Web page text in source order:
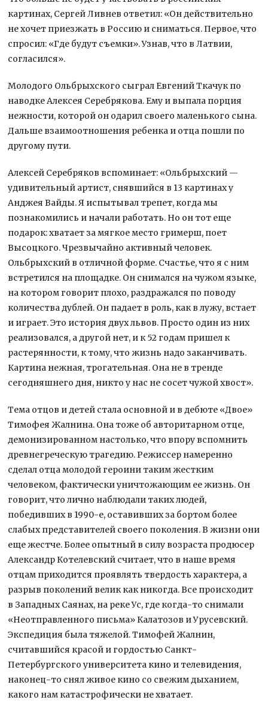
картинах, Сергей Ливнев ответил: «Он действительно
не хочет приезжать в Россию и сниматься. Первое, что
спросил: «Где будут съемки». Узнав, что в Латвии,
согласился».
Молодого Ольбрыхского сыграл Евгений Ткачук по
наводке Алексея Серебрякова. Ему и выпала порция
нежности, которой он одарил своего маленького сына.
Дальше взаимоотношения ребенка и отца пошли по
другому пути.
Алексей Серебряков вспоминает: «Ольбрыхский —
удивительный артист, снявшийся в 13 картинах у
Анджея Вайды. Я испытывал трепет, когда мы
познакомились и начали работать. Но он тот еще
подарок: хватает за мягкое место гримерш, поет
Высоцкого. Чрезвычайно активный человек.
Ольбрыхский в отличной форме. Счастье, что я с ним
встретился на площадке. Он снимался на чужом языке,
на котором говорит плохо, раздражался по поводу
количества дублей. Он падает в роль, как в лужу, встает
и играет. Это история двух львов. Просто один из них
реализовался, а другой нет, и к 52 годам пришел к
растерянности, к тому, что жизнь надо заканчивать.
Картина нежная, трогательная. Она не в тренде
сегодняшнего дня, никто у нас не сосет чужой хвост».
Тема отцов и детей стала основной и в дебюте «Двое»
Тимофея Жалнина. Она тоже об авторитарном отце,
демонизированном настолько, что впору вспомнить
древнегреческую трагедию. Режиссер намеренно
сделал отца молодой героини таким жестким
человеком, фактически уничтожающим ее жизнь. Он
говорит, что лично наблюдали таких людей,
победивших в 1990-е, оставивших за бортом более
слабых представителей своего поколения. В жизни они
еще жестче. Более опытный в силу возраста продюсер
Александр Котелевский считает, что в наше время
отцам приходится проявлять твердость характера, а
разрыв поколений велик как никогда. Все происходит
в Западных Саянах, на реке Ус, где когда-то снимали
«Неотправленного письма» Калатозов и Урусевский.
Экспедиция была тяжелой. Тимофей Жалнин,
считавшийся красой и гордостью Санкт-
Петербургского университета кино и телевидения,
наконец-то снял живое кино со свежим дыханием,
какого нам катастрофически не хватает.